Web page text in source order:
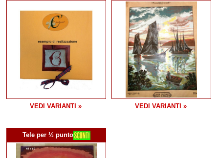
VEDI VARIANTI » VEDI VARIANTI »
Tele per ½ punto